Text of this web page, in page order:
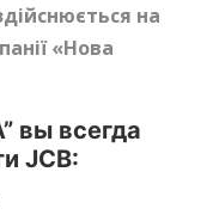
на
«Нова
вы всегда
JCB: